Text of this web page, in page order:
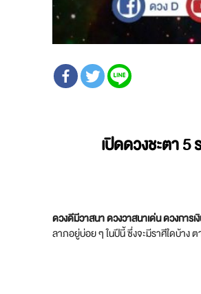
เปิดดวงชะตา 5
ดวงดีมีวาสนา ดวงวาสนาเด่น ดวงการเ
ลาภอยู่บ่อย ๆ ในปีนี้ ซึ่งจะมีราศีใดบ้าง